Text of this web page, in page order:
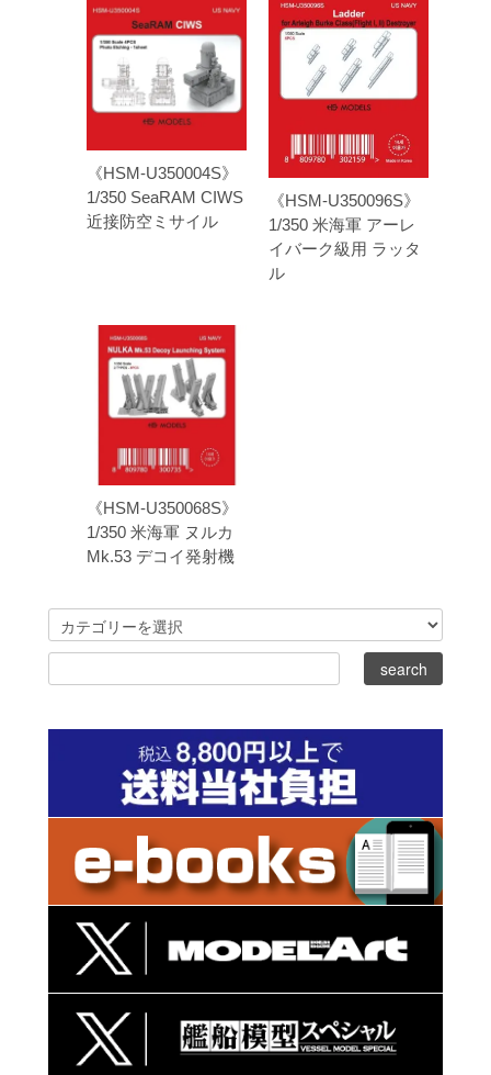
《HSM-U350004S》
1/350 SeaRAM CIWS
近接防空ミサイル
《HSM-U350096S》
1/350 米海軍 アーレ
イバーク級用 ラッタ
ル
《HSM-U350068S》
1/350 米海軍 ヌルカ
Mk.53 デコイ発射機